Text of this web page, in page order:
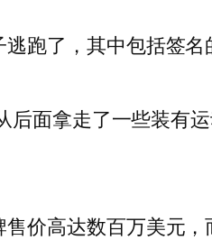
跑了，其中包括签
后面拿走了一些装有
价高达数百万美元，